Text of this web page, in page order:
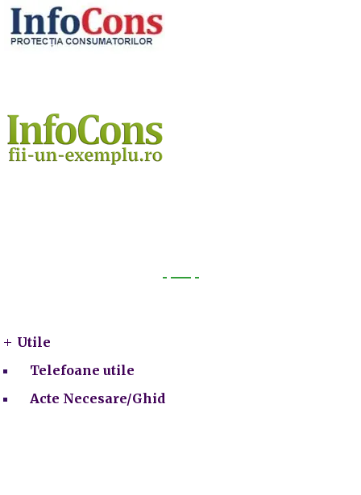
Utile
Telefoane utile
Acte Necesare/Ghid